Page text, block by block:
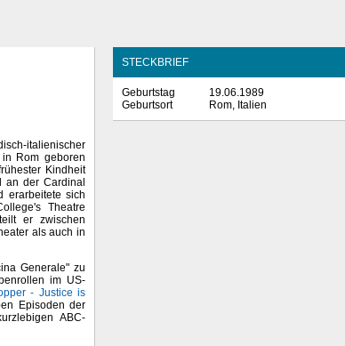
italienischer
Rom geboren
Kindheit
an der Cardinal
erarbeitete sich
Theatre
er zwischen
als auch in
Generale" zu
im US-
- Justice is
Episoden der
ABC-
STECKBRIEF
Geburtstag
19.06.1989
Geburtsort
Rom, Italien